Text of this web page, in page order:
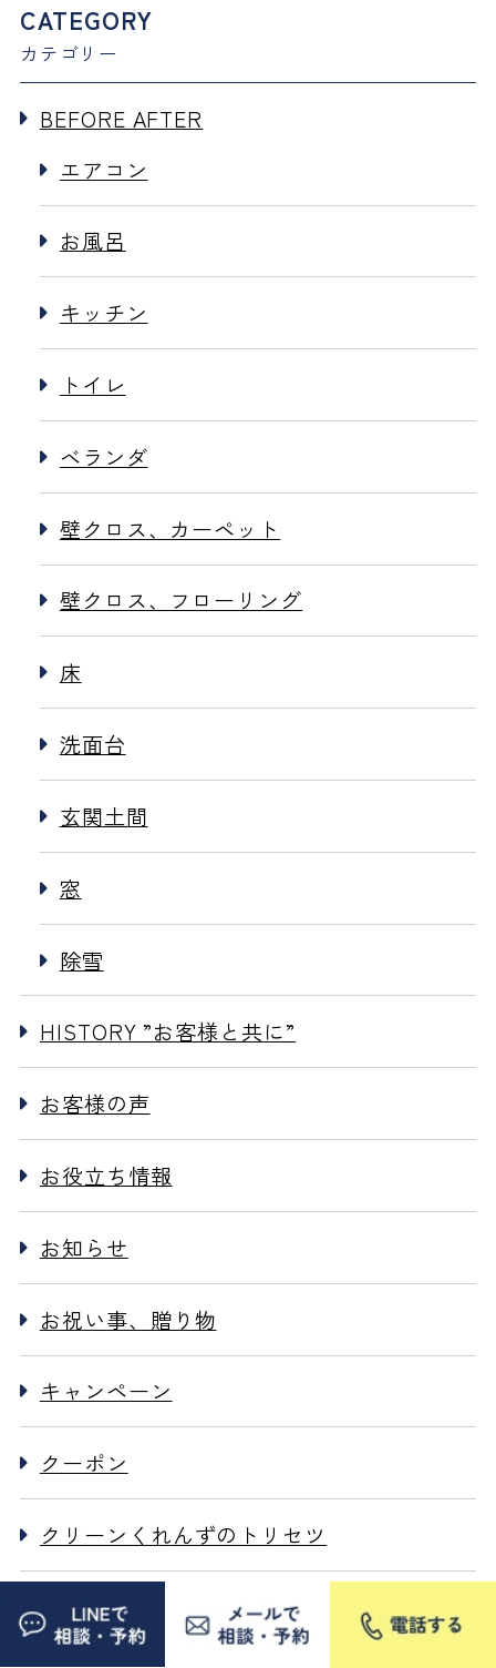
CATEGORY
カテゴリー
BEFORE AFTER
エアコン
お風呂
キッチン
トイレ
ベランダ
壁クロス、カーペット
壁クロス、フローリング
床
洗面台
玄関土間
窓
除雪
HISTORY ”お客様と共に”
お客様の声
お役立ち情報
お知らせ
お祝い事、贈り物
キャンペーン
クーポン
クリーンくれんずのトリセツ
チラシ